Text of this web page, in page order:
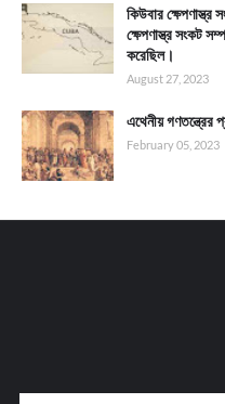
কিউবার
ক্ষেপণাস্ত্র সংকট
করেছিল।
August 27, 2023
এথেনীয় গণতন্ত্রের
February 05, 2023